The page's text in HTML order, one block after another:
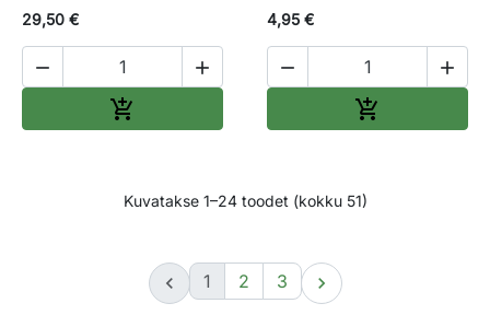
29,50 €
 

4,95 €
 

Kuvatakse 1–24 toodet (kokku 51)
 1 2 3 